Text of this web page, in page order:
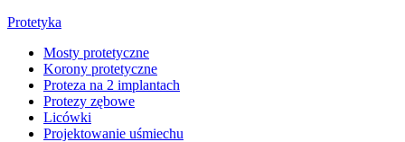
Protetyka
Mosty protetyczne
Korony protetyczne
Proteza na 2 implantach
Protezy zębowe
Licówki
Projektowanie uśmiechu